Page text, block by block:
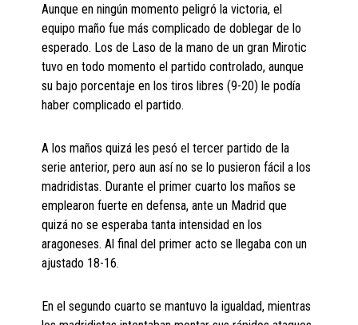
Aunque en ningún momento peligró la victoria, el
equipo maño fue más complicado de doblegar de lo
esperado. Los de Laso de la mano de un gran Mirotic
tuvo en todo momento el partido controlado, aunque
su bajo porcentaje en los tiros libres (9-20) le podía
haber complicado el partido.
A los maños quizá les pesó el tercer partido de la
serie anterior, pero aun así no se lo pusieron fácil a los
madridistas. Durante el primer cuarto los maños se
emplearon fuerte en defensa, ante un Madrid que
quizá no se esperaba tanta intensidad en los
aragoneses. Al final del primer acto se llegaba con un
ajustado 18-16.
En el segundo cuarto se mantuvo la igualdad, mientras